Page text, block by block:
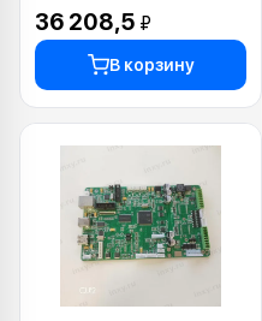
36 208,5 ₽
В корзину